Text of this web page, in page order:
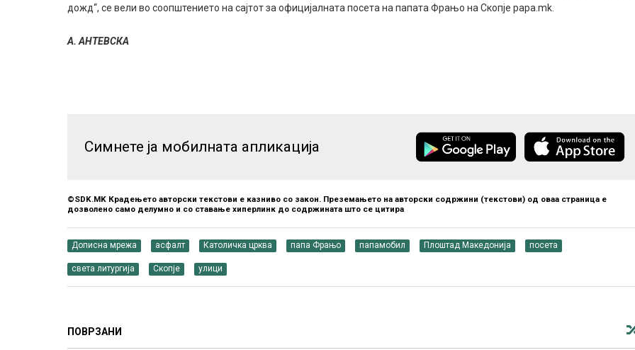
дожд“, се вели во соопштението на сајтот за официјалната посета на папата Фрањо на Скопје papa.mk.
А. АНТЕВСКА
Симнете ја мобилната апликација
©SDK.MK Крадењето авторски текстови е казниво со закон. Преземањето на авторски содржини (текстови) од оваа страница е
дозволено само делумно и со ставање хиперлинк до содржината што се цитира
Дописна мрежа асфалт Католичка црква папа Фрањо папамобил Плоштад Македонија посета
света литургија Скопје улици
ПОВРЗАНИ